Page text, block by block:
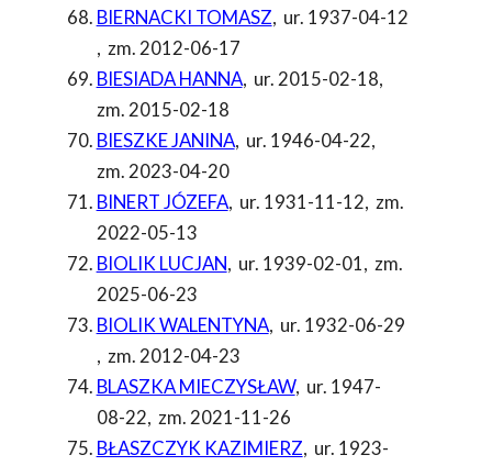
BIERNACKI TOMASZ, ur. 1937-04-12
, zm. 2012-06-17
BIESIADA HANNA, ur. 2015-02-18,
zm. 2015-02-18
BIESZKE JANINA, ur. 1946-04-22,
zm. 2023-04-20
BINERT JÓZEFA, ur. 1931-11-12, zm.
2022-05-13
BIOLIK LUCJAN, ur. 1939-02-01, zm.
2025-06-23
BIOLIK WALENTYNA, ur. 1932-06-29
, zm. 2012-04-23
BLASZKA MIECZYSŁAW, ur. 1947-
08-22, zm. 2021-11-26
BŁASZCZYK KAZIMIERZ, ur. 1923-